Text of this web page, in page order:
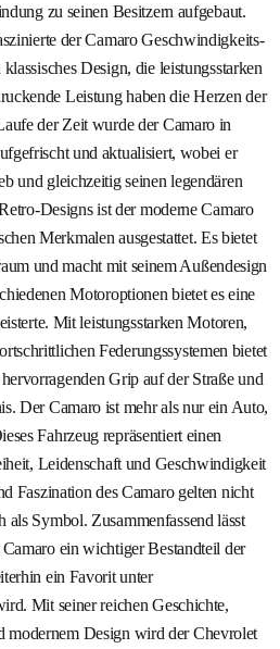
zu seinen Besitzern aufgebaut.
der Camaro Geschwindigkeits-
Design, die leistungsstarken
Leistung haben die Herzen der
der Zeit wurde der Camaro in
und aktualisiert, wobei er
und gleichzeitig seinen legendären
Designs ist der moderne Camaro
Merkmalen ausgestattet. Es bietet
und macht mit seinem Außendesign
Motoroptionen bietet es eine
Mit leistungsstarken Motoren,
Federungssystemen bietet
Grip auf der Straße und
Der Camaro ist mehr als nur ein Auto,
Fahrzeug repräsentiert einen
Leidenschaft und Geschwindigkeit
Faszination des Camaro gelten nicht
als Symbol. Zusammenfassend lässt
ein wichtiger Bestandteil der
ein Favorit unter
Mit seiner reichen Geschichte,
modernem Design wird der Chevrolet